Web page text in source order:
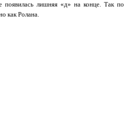
лишняя «д» на конце. Так по
как Ролана.